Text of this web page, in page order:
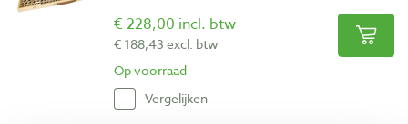
€ 228,00 incl. btw
€ 188,43 excl. btw
Op voorraad
Vergelijken